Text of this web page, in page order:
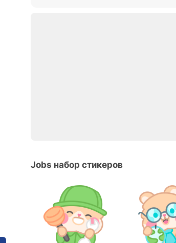
Jobs набор стикеров